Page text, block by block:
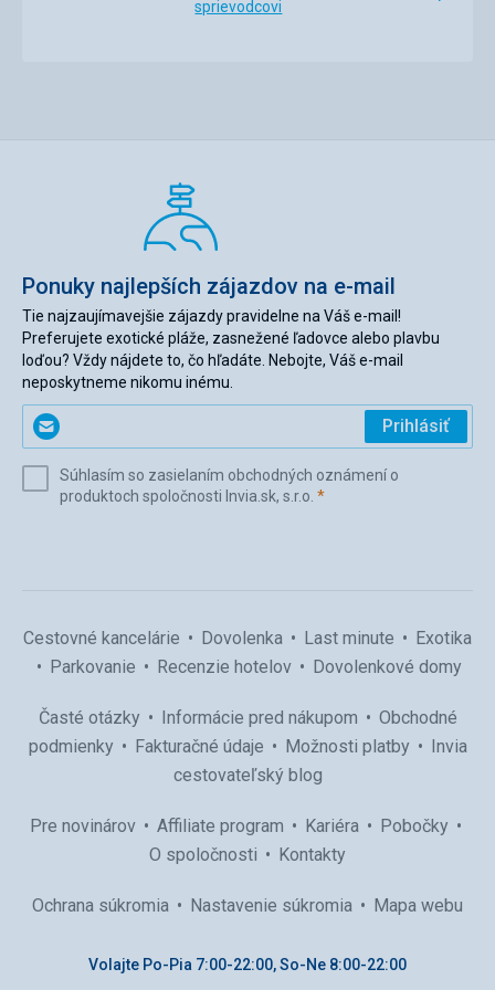
hluboký bazén, spousta schodů, žádné zázemí a
sprievodcovi
Ponuky najlepších zájazdov na e-mail
Tie najzaujímavejšie zájazdy pravidelne na Váš e-mail!
Preferujete exotické pláže, zasnežené ľadovce alebo plavbu
loďou? Vždy nájdete to, čo hľadáte. Nebojte, Váš e-mail
neposkytneme nikomu inému.
Zadajte
svoj
(povinné)
Prihlásiť
Súhlasím so zasielaním obchodných oznámení o
produktoch spoločnosti Invia.sk, s.r.o. *(povinné)
Cestovné kancelárie Dovolenka Last minute
Exotika
Parkovanie
Recenzie hotelov Dovolenkové domy
Časté otázky Informácie pred nákupom
Obchodné
podmienky
Fakturačné údaje Možnosti platby
Invia
cestovateľský blog
Pre novinárov Affiliate program Kariéra
Pobočky
O spoločnosti
Kontakty
Ochrana súkromia Nastavenie súkromia Mapa webu
Volajte Po-Pia 7:00-22:00, So-Ne 8:00-22:00